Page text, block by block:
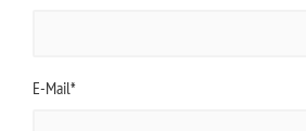
E-Mail*